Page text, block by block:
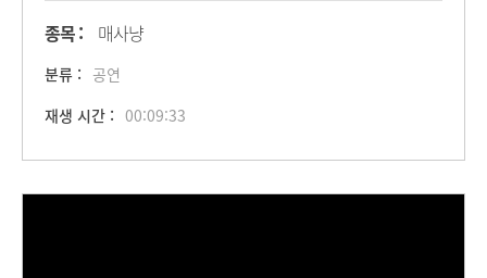
종목 : 매사냥
분류 : 공연
재생 시간 : 00:09:33